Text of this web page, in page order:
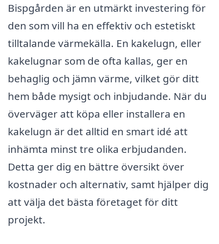
Bispgården är en utmärkt investering för
den som vill ha en effektiv och estetiskt
tilltalande värmekälla. En kakelugn, eller
kakelugnar som de ofta kallas, ger en
behaglig och jämn värme, vilket gör ditt
hem både mysigt och inbjudande. När du
överväger att köpa eller installera en
kakelugn är det alltid en smart idé att
inhämta minst tre olika erbjudanden.
Detta ger dig en bättre översikt över
kostnader och alternativ, samt hjälper dig
att välja det bästa företaget för ditt
projekt.